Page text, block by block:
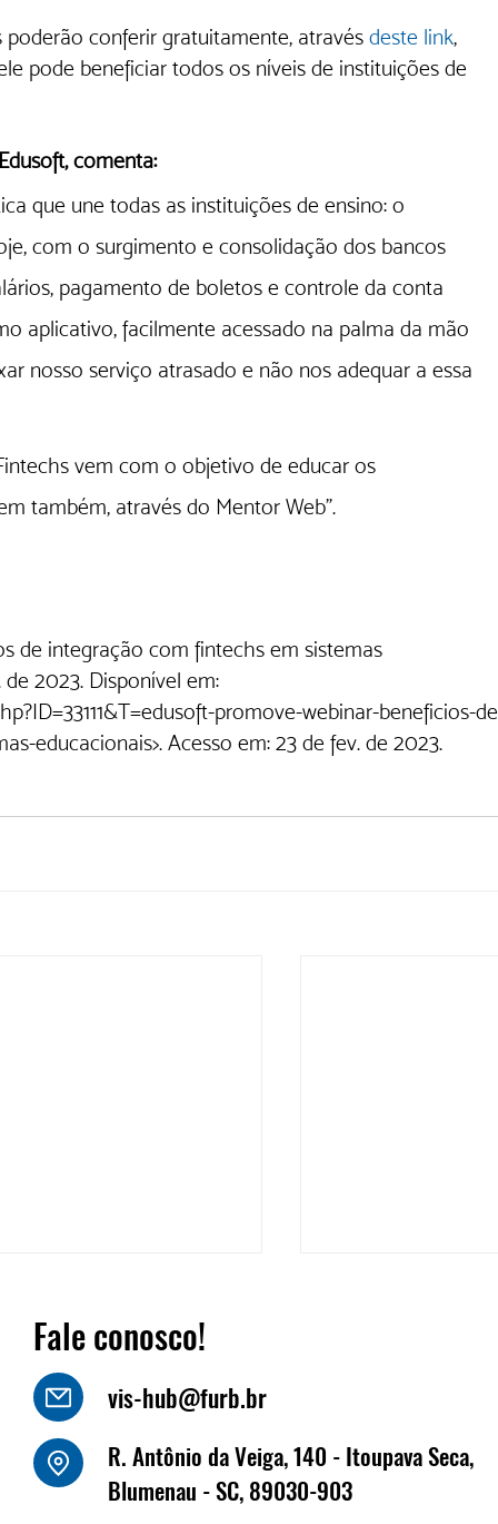
poderão conferir gratuitamente, através deste link,
pode beneficiar todos os níveis de instituições de
comenta:
que une todas as instituições de ensino: o
com o surgimento e consolidação dos bancos
pagamento de boletos e controle da conta
aplicativo, facilmente acessado na palma da mão
nosso serviço atrasado e não nos adequar a essa
vem com o objetivo de educar os
também, através do Mentor Web”.
de integração com fintechs em sistemas
2023. Disponível em:
promove-webinar-beneficios-
educacionais>. Acesso em: 23 de fev. de 2023.
Luiz Kornely - HBSIS
Fritz Müller marca
na Fenabrave,
Fale conosco!
vis-hub@furb.br
R. Antônio da Veiga, 140 - Itoupava Seca,
Blumenau - SC, 89030-903